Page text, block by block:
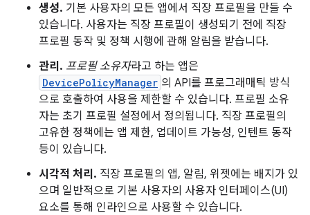
생성. 기본 사용자의 모든 앱에서 직장 프로필을 만들 수
있습니다. 사용자는 직장 프로필이 생성되기 전에 직장
프로필 동작 및 정책 시행에 관해 알림을 받습니다.
관리. 프로필 소유자라고 하는 앱은
DevicePolicyManager 의 API를 프로그래매틱 방식
으로 호출하여 사용을 제한할 수 있습니다. 프로필 소유
자는 초기 프로필 설정에서 정의됩니다. 직장 프로필의
고유한 정책에는 앱 제한, 업데이트 가능성, 인텐트 동작
등이 있습니다.
시각적 처리. 직장 프로필의 앱, 알림, 위젯에는 배지가 있
으며 일반적으로 기본 사용자의 사용자 인터페이스(UI)
요소를 통해 인라인으로 사용할 수 있습니다.